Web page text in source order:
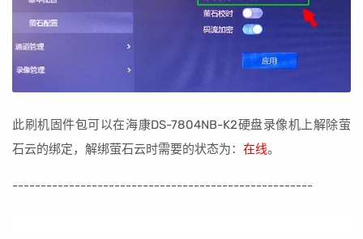
此刷机固件包可以在海康DS-7804NB-K2硬盘录像机上解除萤
石云的绑定，解绑萤石云时需要的状态为： 在线。
-----------------------------------------------------